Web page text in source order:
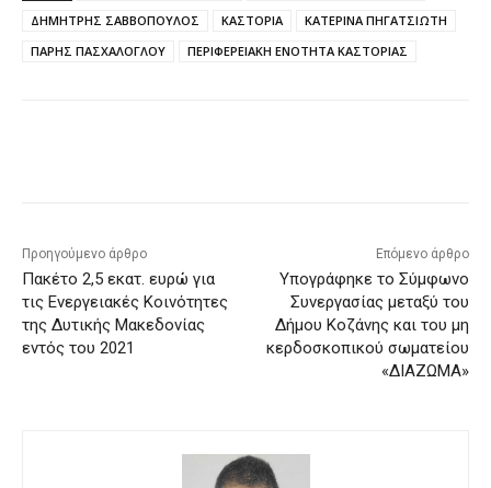
ΔΗΜΗΤΡΗΣ ΣΑΒΒΟΠΟΥΛΟΣ
ΚΑΣΤΟΡΙΑ
ΚΑΤΕΡΙΝΑ ΠΗΓΑΤΣΙΩΤΗ
ΠΑΡΗΣ ΠΑΣΧΑΛΟΓΛΟΥ
ΠΕΡΙΦΕΡΕΙΑΚΗ ΕΝΟΤΗΤΑ ΚΑΣΤΟΡΙΑΣ
Προηγούμενο άρθρο
Πακέτο 2,5 εκατ. ευρώ για
τις Ενεργειακές Κοινότητες
της Δυτικής Μακεδονίας
εντός του 2021
Επόμενο άρθρο
Υπογράφηκε το Σύμφωνο
Συνεργασίας μεταξύ του
Δήμου Κοζάνης και του μη
κερδοσκοπικού σωματείου
«ΔΙΑΖΩΜΑ»